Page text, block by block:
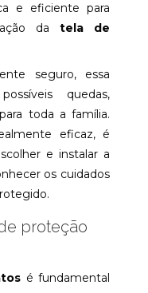
e eficiente para
da tela de
seguro, essa
quedas,
toda a família.
eficaz, é
e instalar a
os cuidados
proteção
é fundamental